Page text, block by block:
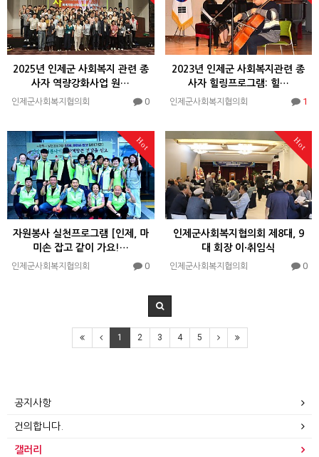
2025년 인제군 사회복지 관련 종
사자 역량강화사업 원…
인제군사회복지협의회 0
2023년 인제군 사회복지관련 종
사자 힐링프로그램: 힐…
인제군사회복지협의회 1
Hot
자원봉사 실천프로그램 [인제, 마
미손 잡고 같이 가요!…
인제군사회복지협의회 0
Hot
인제군사회복지협의회 제8대, 9
대 회장 이·취임식
인제군사회복지협의회 0
1 2 3 4 5
공지사항
건의합니다.
갤러리